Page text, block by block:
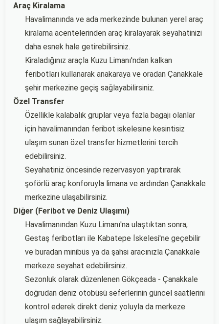
Araç Kiralama
Havalimanında ve ada merkezinde bulunan yerel araç
kiralama acentelerinden araç kiralayarak seyahatinizi
daha esnek hale getirebilirsiniz.
Kiraladığınız araçla Kuzu Limanı'ndan kalkan
feribotları kullanarak anakaraya ve oradan Çanakkale
şehir merkezine geçiş sağlayabilirsiniz.
Özel Transfer
Özellikle kalabalık gruplar veya fazla bagajı olanlar
için havalimanından feribot iskelesine kesintisiz
ulaşım sunan özel transfer hizmetlerini tercih
edebilirsiniz.
Seyahatiniz öncesinde rezervasyon yaptırarak
şoförlü araç konforuyla limana ve ardından Çanakkale
merkezine ulaşabilirsiniz.
Diğer (Feribot ve Deniz Ulaşımı)
Havalimanından Kuzu Limanı'na ulaştıktan sonra,
Gestaş feribotları ile Kabatepe İskelesi'ne geçebilir
ve buradan minibüs ya da şahsi aracınızla Çanakkale
merkeze seyahat edebilirsiniz.
Sezonluk olarak düzenlenen Gökçeada - Çanakkale
doğrudan deniz otobüsü seferlerinin güncel saatlerini
kontrol ederek direkt deniz yoluyla da merkeze
ulaşım sağlayabilirsiniz.